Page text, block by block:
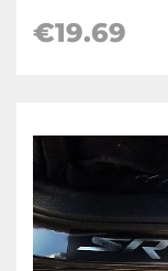
€19.69